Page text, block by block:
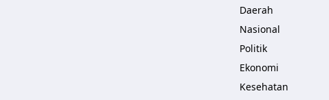
Daerah
Nasional
Politik
Ekonomi
Kesehatan